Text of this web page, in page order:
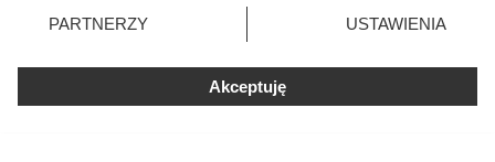
Dlaczego nikt nie chciał poślubić
zmienić/wycofać klikając przycisk ustawień prywatności
znajdujący się w lewym dolnym rogu strony. Niektóre
użytkownika, ale masz prawo sprzeciwić się takiemu
przetwarzaniu. Preferencje będą miały zastosowania tylko
PARTNERZY USTAWIENIA
Akceptuję